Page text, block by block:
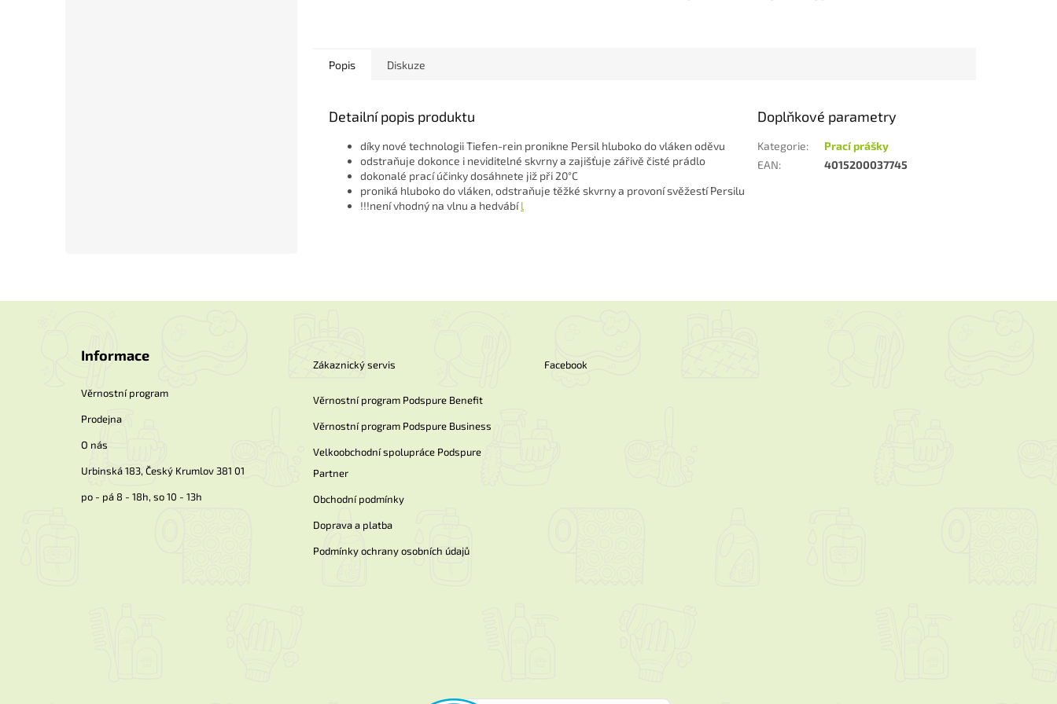
Popis Diskuze
Detailní popis produktu
díky nové technologii Tiefen-rein pronikne Persil hluboko do vláken oděvu
odstraňuje dokonce i neviditelné skvrny a zajišťuje zářivě čisté prádlo
dokonalé prací účinky dosáhnete již při 20°C
proniká hluboko do vláken, odstraňuje těžké skvrny a provoní svěžestí Persilu
!!!není vhodný na vlnu a hedvábíl
Doplňkové parametry
Kategorie:
Prací prášky
EAN: 4015200037745
Informace
Věrnostní program
Prodejna
O nás
Urbinská 183, Český Krumlov 381 01
po - pá 8 - 18h, so 10 - 13h
Zákaznický servis
Věrnostní program Podspure Benefit
Věrnostní program Podspure Business
Velkoobchodní spolupráce Podspure
Partner
Obchodní podmínky
Doprava a platba
Podmínky ochrany osobních údajů
Facebook